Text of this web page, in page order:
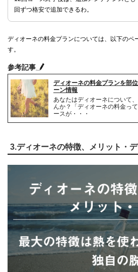
回ずつ格安で追加できるわ。
ディオーネの料金プランについては、以下のペ
す。
参考記事
ディオーネの料金プランを部
ーン情報
あなたはディオーネについて
んか？「ディオーネの料金っ
ースが・・・
3.ディオーネの特徴、メリット・